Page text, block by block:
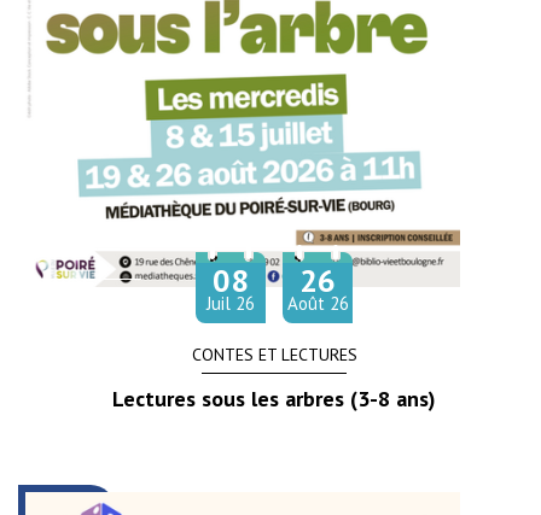
CONTES ET LECTURES
Lectures sous les arbres (3-8 ans)
Du 08
Juil let
26
au 26
Août 26